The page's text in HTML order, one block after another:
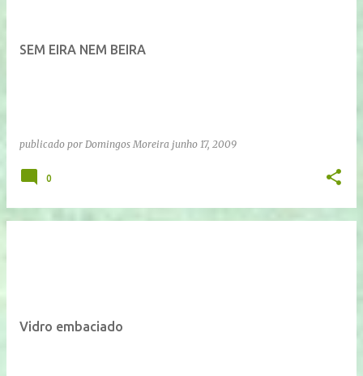
SEM EIRA NEM BEIRA
publicado por Domingos Moreira junho 17, 2009
0
Vidro embaciado